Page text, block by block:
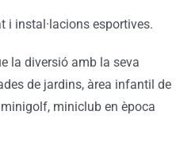
i instal·lacions esportives.
la diversió amb la seva
de jardins, àrea infantil de
miniclub en època